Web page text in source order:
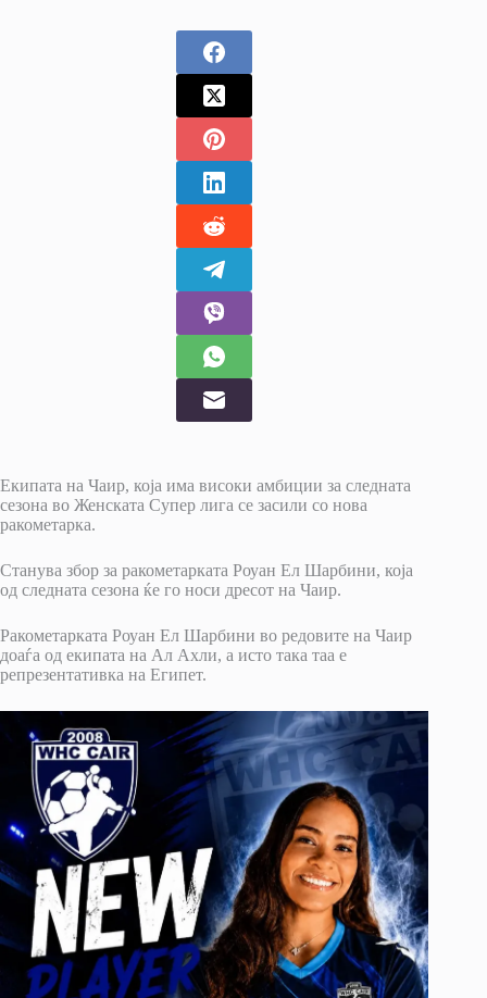
Екипата на Чаир, која има високи амбиции за следната
сезона во Женската Супер лига се засили со нова
ракометарка.
Станува збор за ракометарката Роуан Ел Шарбини, која
од следната сезона ќе го носи дресот на Чаир.
Ракометарката Роуан Ел Шарбини во редовите на Чаир
доаѓа од екипата на Ал Ахли, а исто така таа е
репрезентативка на Египет.